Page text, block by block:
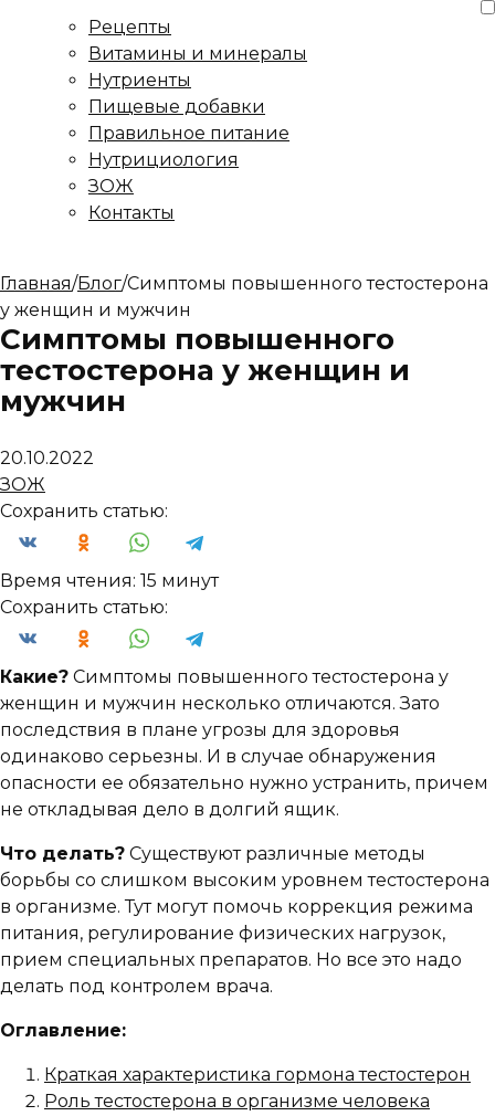
Рецепты
Витамины и минералы
Нутриенты
Пищевые добавки
Правильное питание
Нутрициология
ЗОЖ
Контакты
Главная/Блог/Симптомы повышенного тестостерона
у женщин и мужчин
Симптомы повышенного
тестостерона у женщин и
мужчин
20.10.2022
ЗОЖ
Сохранить статью:
Время чтения: 15 минут
Сохранить статью:
Какие? Симптомы повышенного тестостерона у
женщин и мужчин несколько отличаются. Зато
последствия в плане угрозы для здоровья
одинаково серьезны. И в случае обнаружения
опасности ее обязательно нужно устранить, причем
не откладывая дело в долгий ящик.
Что делать? Существуют различные методы
борьбы со слишком высоким уровнем тестостерона
в организме. Тут могут помочь коррекция режима
питания, регулирование физических нагрузок,
прием специальных препаратов. Но все это надо
делать под контролем врача.
Оглавление:
Краткая характеристика гормона тестостерон
Роль тестостерона в организме человека